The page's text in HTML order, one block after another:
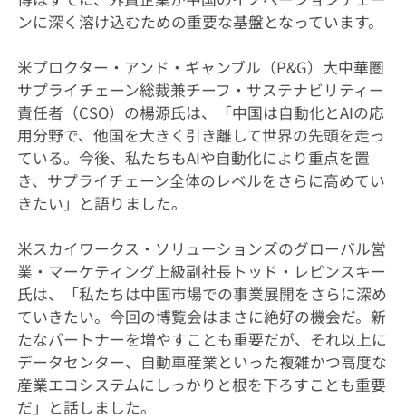
ンに深く溶け込むための重要な基盤となっています。
米プロクター・アンド・ギャンブル（P&G）大中華圏
サプライチェーン総裁兼チーフ・サステナビリティー
責任者（CSO）の楊源氏は、「中国は自動化とAIの応
用分野で、他国を大きく引き離して世界の先頭を走っ
ている。今後、私たちもAIや自動化により重点を置
き、サプライチェーン全体のレベルをさらに高めてい
きたい」と語りました。
米スカイワークス・ソリューションズのグローバル営
業・マーケティング上級副社長トッド・レピンスキー
氏は、「私たちは中国市場での事業展開をさらに深め
ていきたい。今回の博覧会はまさに絶好の機会だ。新
たなパートナーを増やすことも重要だが、それ以上に
データセンター、自動車産業といった複雑かつ高度な
産業エコシステムにしっかりと根を下ろすことも重要
だ」と話しました。